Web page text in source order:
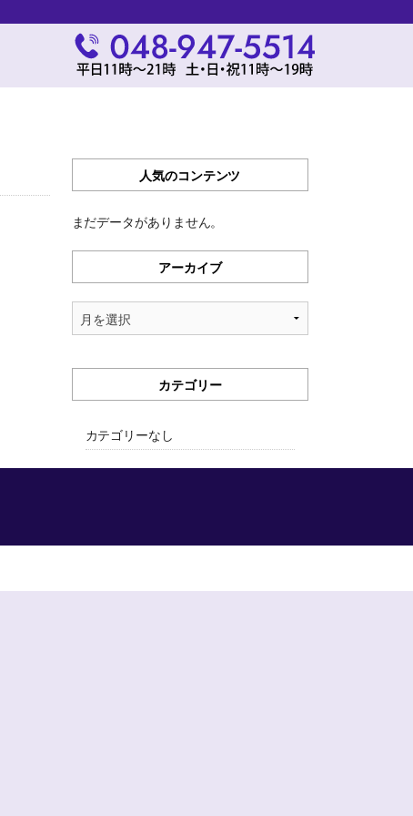
人気のコンテンツ
まだデータがありません。
アーカイブ
ア
ー
ブ
カテゴリー
カテゴリーなし